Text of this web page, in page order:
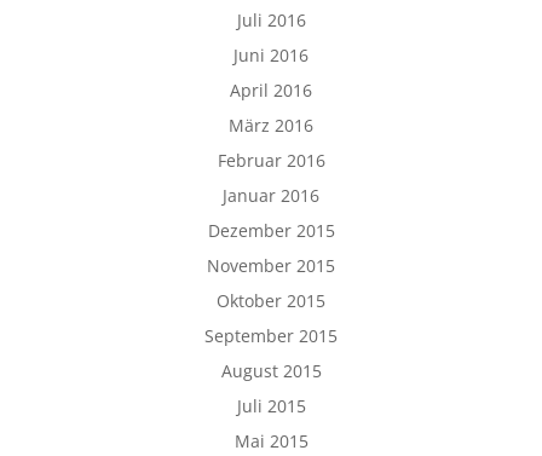
Juli 2016
Juni 2016
April 2016
März 2016
Februar 2016
Januar 2016
Dezember 2015
November 2015
Oktober 2015
September 2015
August 2015
Juli 2015
Mai 2015